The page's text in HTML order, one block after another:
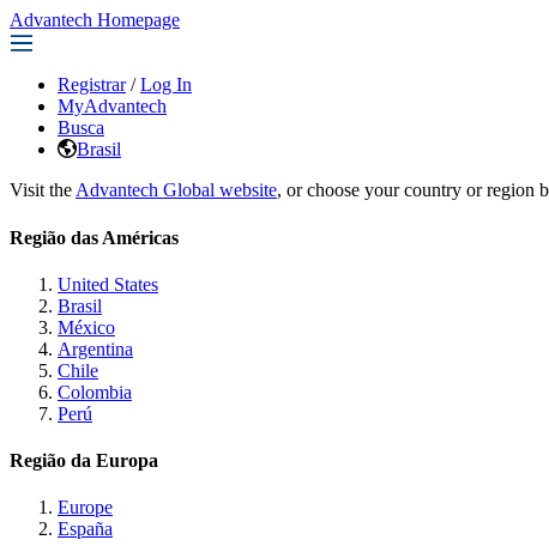
Advantech Homepage
Registrar / Log In
MyAdvantech
Busca
Brasil
Visit the Advantech Global website, or choose your country or region
Região das Américas
United States
Brasil
México
Argentina
Chile
Colombia
Perú
Região da Europa
Europe
España